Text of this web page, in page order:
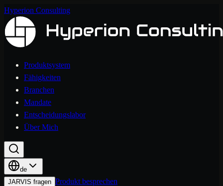
Hyperion Consulting
Produktsystem
Fähigkeiten
Branchen
Mandate
Entscheidungslabor
Über Mich
de
JARVIS fragen Produkt besprechen